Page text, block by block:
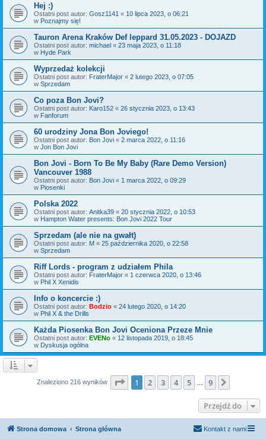
Hej :)
Ostatni post autor: Gosz1141 « 10 lipca 2023, o 06:21
w Poznajmy się!
Tauron Arena Kraków Def leppard 31.05.2023 - DOJAZD
Ostatni post autor: michael « 23 maja 2023, o 11:18
w Hyde Park
Wyprzedaż kolekcji
Ostatni post autor: FraterMajor « 2 lutego 2023, o 07:05
w Sprzedam
Co poza Bon Jovi?
Ostatni post autor: Karo152 « 26 stycznia 2023, o 13:43
w Fanforum
60 urodziny Jona Bon Joviego!
Ostatni post autor: Bon Jovi « 2 marca 2022, o 11:16
w Jon Bon Jovi
Bon Jovi - Born To Be My Baby (Rare Demo Version)
Vancouver 1988
Ostatni post autor: Bon Jovi « 1 marca 2022, o 09:29
w Piosenki
Polska 2022
Ostatni post autor: Anitka39 « 20 stycznia 2022, o 10:53
w Hampton Water presents: Bon Jovi 2022 Tour
Sprzedam (ale nie na gwałt)
Ostatni post autor: M « 25 października 2020, o 22:58
w Sprzedam
Riff Lords - program z udziałem Phila
Ostatni post autor: FraterMajor « 1 czerwca 2020, o 13:46
w Phil X Xenidis
Info o koncercie :)
Ostatni post autor: Bodzio « 24 lutego 2020, o 14:20
w Phil X & the Drills
Każda Piosenka Bon Jovi Oceniona Przeze Mnie
Ostatni post autor: EVENo « 12 listopada 2019, o 18:45
w Dyskusja ogólna
Znaleziono 216 wyników Strona1 z9
1 2 3 4 5 9
Przejdź do
Strona domowa Strona główna Kontakt z nami